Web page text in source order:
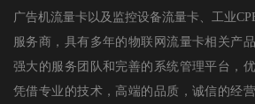
广告机流量卡以及监控设备流量卡、工业
服务商，具有多年的物联网流量卡相关产
强大的服务团队和完善的系统管理平台，
凭借专业的技术，高端的品质，诚信的经